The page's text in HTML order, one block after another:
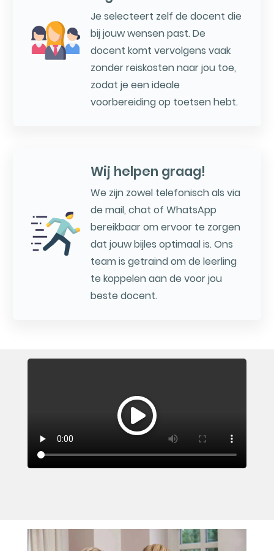
Je selecteert zelf de docent die
bij jouw wensen past. De
docent komt vervolgens vaak
zonder reiskosten naar jou toe,
zodat je een ideale
voorbereiding op toetsen hebt.
Wij helpen graag!
We zijn zowel telefonisch als via
de mail, chat of WhatsApp
bereikbaar om ervoor te zorgen
dat jouw bijles optimaal is. Ons
team is getraind om de leerling
te koppelen aan de voor jou
beste docent.